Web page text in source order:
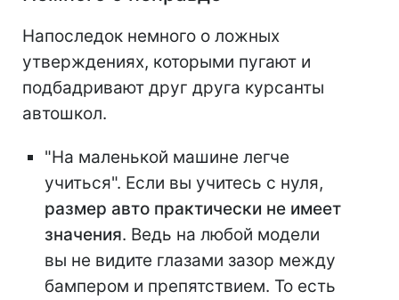
Напоследок немного о ложных
утверждениях, которыми пугают и
подбадривают друг друга курсанты
автошкол.
"На маленькой машине легче
учиться". Если вы учитесь с нуля,
размер авто практически не имеет
значения. Ведь на любой модели
вы не видите глазами зазор между
бампером и препятствием. То есть